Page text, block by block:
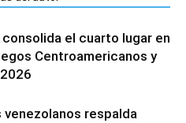
el cuarto lugar en
Centroamericanos y
venezolanos respalda